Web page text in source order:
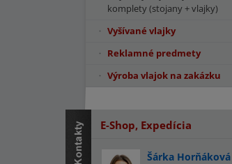
komplety (stojany + vlajky)
Vyšívané vlajky
Reklamné predmety
Výroba vlajok na zakázku
E-Shop, Expedícia
Šárka Horňáková